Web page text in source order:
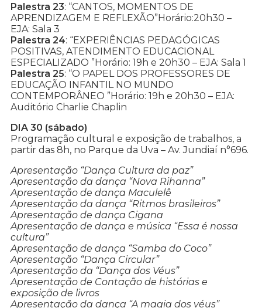
Palestra 23: “CANTOS, MOMENTOS DE
APRENDIZAGEM E REFLEXÃO”Horário:20h30 –
EJA: Sala 3
Palestra 24: “EXPERIÊNCIAS PEDAGÓGICAS
POSITIVAS, ATENDIMENTO EDUCACIONAL
ESPECIALIZADO ”Horário: 19h e 20h30 – EJA: Sala 1
Palestra 25: “O PAPEL DOS PROFESSORES DE
EDUCAÇÃO INFANTIL NO MUNDO
CONTEMPORÂNEO ”Horário: 19h e 20h30 – EJA:
Auditório Charlie Chaplin
DIA 30 (sábado)
Programação cultural e exposição de trabalhos, a
partir das 8h, no Parque da Uva – Av. Jundiaí n°696.
Apresentação “Dança Cultura da paz”
Apresentação da dança “Nova Rihanna”
Apresentação de dança Maculelê
Apresentação da dança “Ritmos brasileiros”
Apresentação de dança Cigana
Apresentação de dança e música “Essa é nossa
cultura”
Apresentação de dança “Samba do Coco”
Apresentação “Dança Circular”
Apresentação da “Dança dos Véus”
Apresentação de Contação de histórias e
exposição de livros
Apresentação da dança “A magia dos véus”